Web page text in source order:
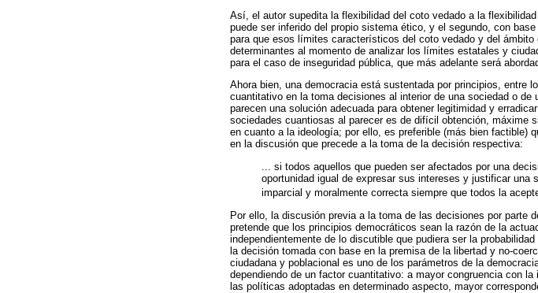
Así, el autor supedita la flexibilidad del coto vedado a la
puede ser inferido del propio sistema ético, y el segundo, con
para que esos límites característicos del coto vedado y del
determinantes al momento de analizar los límites estatales y
para el caso de inseguridad pública, que más adelante será
Ahora bien, una democracia está sustentada por principios,
cuantitativo en la toma decisiones al interior de una sociedad o
parecen una solución adecuada para obtener legitimidad y
sociedades cuantiosas al parecer es de difícil obtención, máxime
en cuanto a la ideología; por ello, es preferible (más bien factible)
en la discusión que precede a la toma de la decisión respectiva:
... si todos aquellos que pueden ser afectados por una
oportunidad igual de expresar sus intereses y justificar
imparcial y moralmente correcta siempre que todos la
Por ello, la discusión previa a la toma de las decisiones por parte
pretende que los principios democráticos sean la razón de la
independientemente de lo discutible que pudiera ser la
la decisión tomada con base en la premisa de la libertad y no-
ciudadana y poblacional es uno de los parámetros de la
dependiendo de un factor cuantitativo: a mayor congruencia con
las políticas adoptadas en determinado aspecto, mayor